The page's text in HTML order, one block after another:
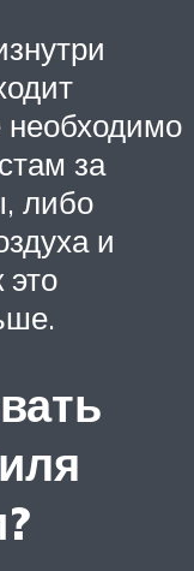
необходимо
за
либо
и
это